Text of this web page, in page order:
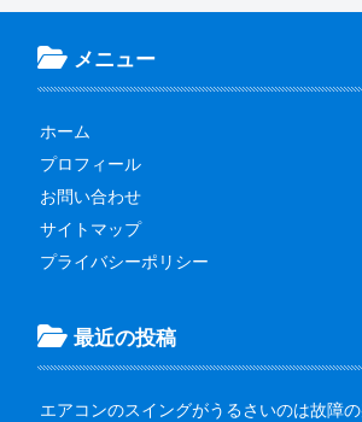
メニュー
ホーム
プロフィール
お問い合わせ
サイトマップ
プライバシーポリシー
最近の投稿
エアコンのスイングがうるさいのは故障